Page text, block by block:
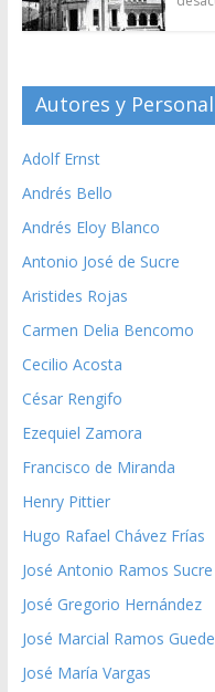
Autores y
Adolf Ernst
Andrés Bello
Andrés Eloy Blanco
Antonio José de Sucre
Aristides Rojas
Carmen Delia Bencomo
Cecilio Acosta
César Rengifo
Ezequiel Zamora
Francisco de Miranda
Henry Pittier
Hugo Rafael Chávez Frías
José Antonio Ramos Sucre
José Gregorio Hernández
José Marcial Ramos
José María Vargas